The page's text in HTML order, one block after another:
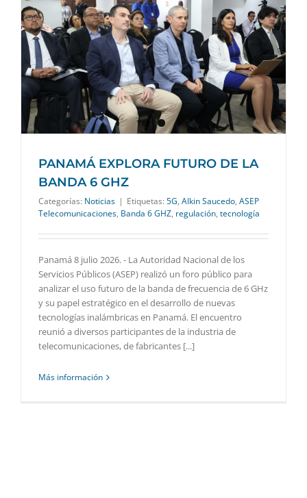
PANAMÁ EXPLORA FUTURO DE LA
BANDA 6 GHZ
Categorías: Noticias | Etiquetas: 5G, Alkin Saucedo, ASEP
Telecomunicaciones, Banda 6 GHZ, regulación, tecnología
Panamá 8 julio 2026. - La Autoridad Nacional de los
Servicios Públicos (ASEP) realizó un foro público para
analizar el uso futuro de la banda de frecuencia de 6 GHz
y su papel estratégico en el desarrollo de nuevas
tecnologías inalámbricas en Panamá. El encuentro
reunió a diversos participantes de la industria de
telecomunicaciones, de fabricantes [...]
Más información